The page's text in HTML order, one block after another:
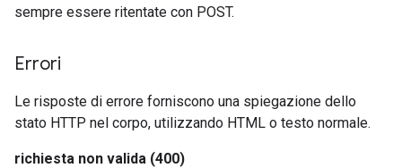
sempre essere ritentate con POST.
Errori
Le risposte di errore forniscono una spiegazione dello
stato HTTP nel corpo, utilizzando HTML o testo normale.
richiesta non valida (400)